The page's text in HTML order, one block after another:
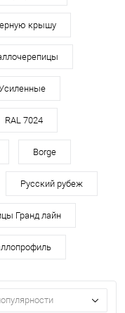
крышу
RAL 7024
Borge
Русский рубеж
Гранд лайн